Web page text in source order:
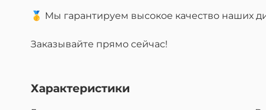
🥇 Мы гарантируем высокое качество наших
Заказывайте прямо сейчас!
Характеристики